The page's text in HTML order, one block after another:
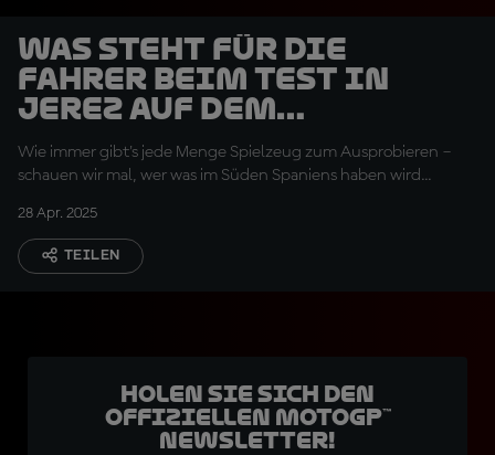
Was steht für die
Fahrer beim Test in
Jerez auf dem
Programm?
Wie immer gibt's jede Menge Spielzeug zum Ausprobieren –
schauen wir mal, wer was im Süden Spaniens haben wird...
28 Apr. 2025
TEILEN
Holen Sie sich den
offiziellen MotoGP™
Newsletter!